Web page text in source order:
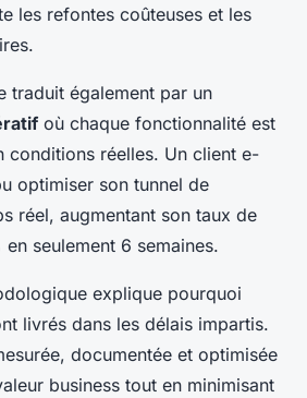
les refontes coûteuses et les
traduit également par un
où chaque fonctionnalité est
conditions réelles. Un client e-
optimiser son tunnel de
réel, augmentant son taux de
seulement 6 semaines.
explique pourquoi
livrés dans les délais impartis.
documentée et optimisée
business tout en minimisant